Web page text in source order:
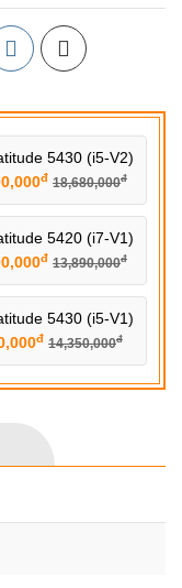
5430 (i5-V2)
đ 18,680,000đ
5420 (i7-V1)
đ 13,890,000đ
5430 (i5-V1)
đ 14,350,000đ